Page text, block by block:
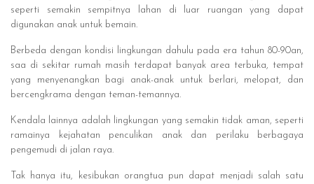
seperti semakin sempitnya lahan di luar ruangan yang dapat
digunakan anak untuk bemain.
Berbeda dengan kondisi lingkungan dahulu pada era tahun 80-90an,
saa di sekitar rumah masih terdapat banyak area terbuka, tempat
yang menyenangkan bagi anak-anak untuk berlari, melopat, dan
bercengkrama dengan teman-temannya.
Kendala lainnya adalah lingkungan yang semakin tidak aman, seperti
ramainya kejahatan penculikan anak dan perilaku berbagaya
pengemudi di jalan raya.
Tak hanya itu, kesibukan orangtua pun dapat menjadi salah satu